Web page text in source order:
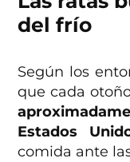
del frío
Según los
que cada
Estados
comida ante